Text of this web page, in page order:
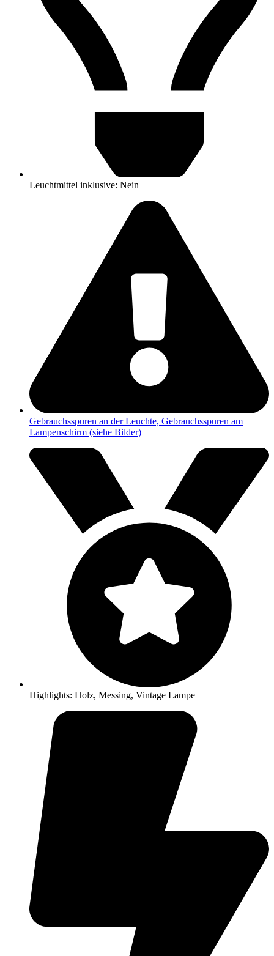
Leuchtmittel inklusive: Nein
Gebrauchsspuren an der Leuchte, Gebrauchsspuren am
Lampenschirm (siehe Bilder)
Highlights: Holz, Messing, Vintage Lampe